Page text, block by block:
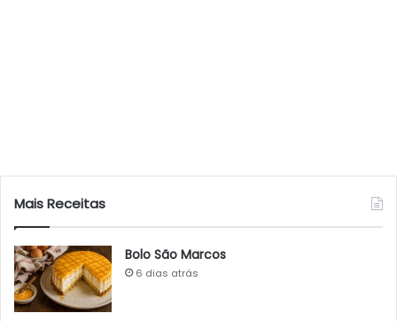
Mais Receitas
Bolo São Marcos
6 dias atrás